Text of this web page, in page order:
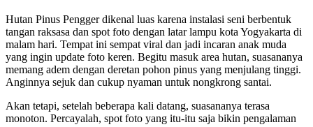
Hutan Pinus Pengger dikenal luas karena instalasi seni berbentuk
tangan raksasa dan spot foto dengan latar lampu kota Yogyakarta di
malam hari. Tempat ini sempat viral dan jadi incaran anak muda
yang ingin update foto keren. Begitu masuk area hutan, suasananya
memang adem dengan deretan pohon pinus yang menjulang tinggi.
Anginnya sejuk dan cukup nyaman untuk nongkrong santai.
Akan tetapi, setelah beberapa kali datang, suasananya terasa
monoton. Percayalah, spot foto yang itu-itu saja bikin pengalaman